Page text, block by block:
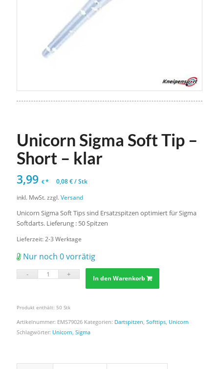
Unicorn Sigma Soft Tip –
Short – klar
3,99 €* 0,08€/Stk
inkl. MwSt. zzgl. Versand
Unicorn Sigma Soft Tips sind Ersatzspitzen optimiert für Sigma
Softdarts. Lieferung : 50 Spitzen
Lieferzeit: 2-3 Werktage
Nur noch 0 vorrätig
In den Warenkorb
Produkt enthält: 50 Stk
Artikelnummer: EMS79026 Kategorien: Dartspitzen, Softtips, Unicorn
Schlagwörter: Unicorn, Sigma